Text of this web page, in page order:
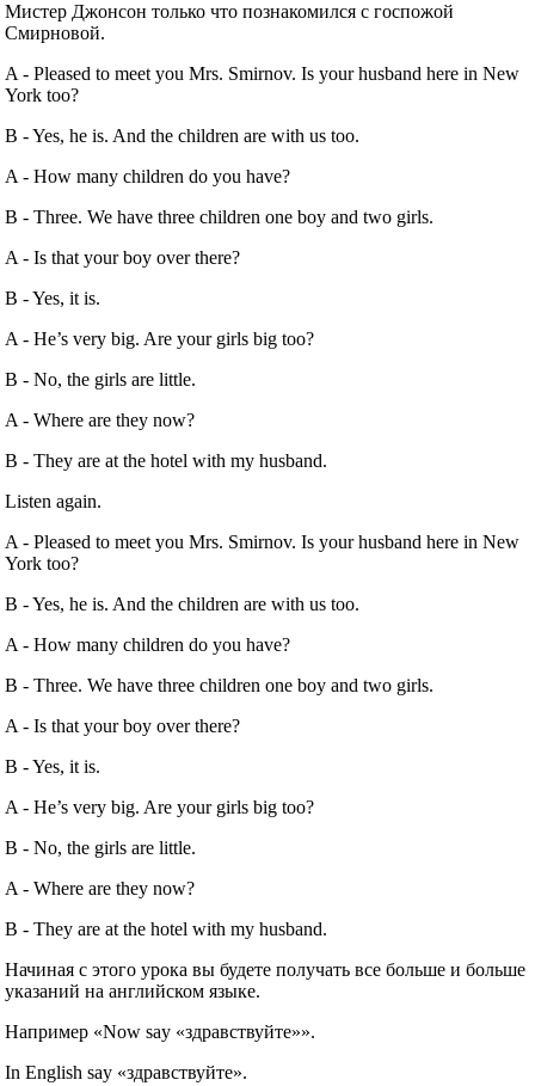
Мистер Джонсон только что познакомился с госпожой
Смирновой.
A ‐ Pleased to meet you Mrs. Smirnov. Is your husband here in New
York too?
B ‐ Yes, he is. And the children are with us too.
A ‐ How many children do you have?
B ‐ Three. We have three children one boy and two girls.
A ‐ Is that your boy over there?
B ‐ Yes, it is.
A ‐ He’s very big. Are your girls big too?
B ‐ No, the girls are little.
A ‐ Where are they now?
B ‐ They are at the hotel with my husband.
Listen again.
A ‐ Pleased to meet you Mrs. Smirnov. Is your husband here in New
York too?
B ‐ Yes, he is. And the children are with us too.
A ‐ How many children do you have?
B ‐ Three. We have three children one boy and two girls.
A ‐ Is that your boy over there?
B ‐ Yes, it is.
A ‐ He’s very big. Are your girls big too?
B ‐ No, the girls are little.
A ‐ Where are they now?
B ‐ They are at the hotel with my husband.
Начиная с этого урока вы будете получать все больше и больше
указаний на английском языке.
Например «Now say «здравствуйте»».
In English say «здравствуйте».